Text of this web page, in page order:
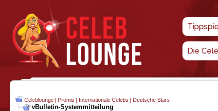
Die
Celeblounge | Promis | Internationale Celebs | Deutsche Stars
vBulletin-Systemmitteilung